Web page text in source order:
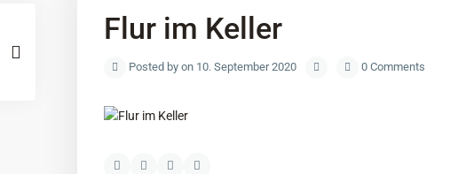
Flur im Keller
Posted by on 10. September 2020 0 Comments